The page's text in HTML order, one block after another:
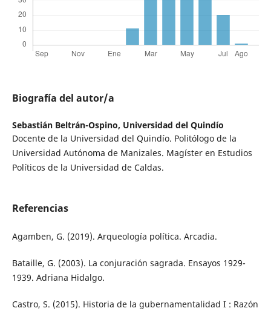
Biografía del autor/a
Sebastián Beltrán-Ospino, Universidad del Quindío
Docente de la Universidad del Quindío. Politólogo de la
Universidad Autónoma de Manizales. Magíster en Estudios
Políticos de la Universidad de Caldas.
Referencias
Agamben, G. (2019). Arqueología política. Arcadia.
Bataille, G. (2003). La conjuración sagrada. Ensayos 1929-
1939. Adriana Hidalgo.
Castro, S. (2015). Historia de la gubernamentalidad I : Razón